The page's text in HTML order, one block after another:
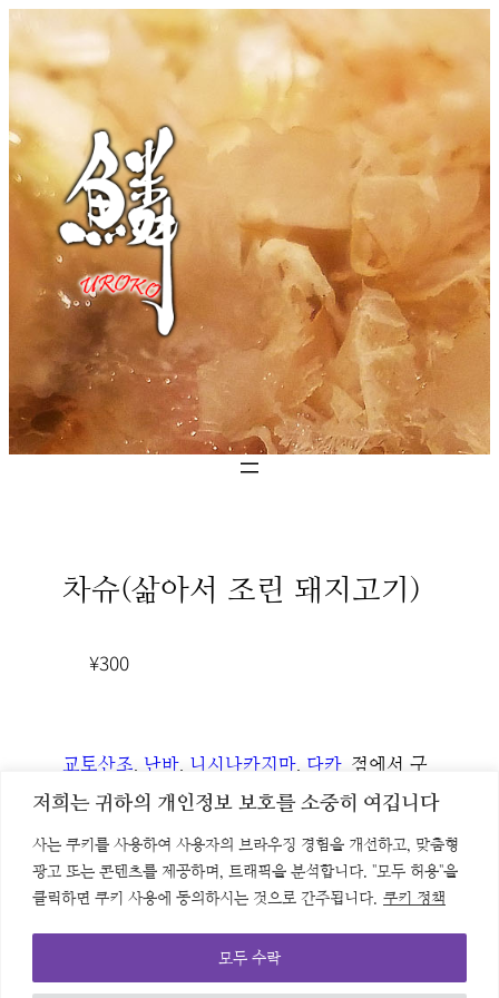
저희는 귀하의 개인정보 보호를 소중히 여깁니다
사는 쿠키를 사용하여 사용자의 브라우징 경험을 개선하고, 맞춤형
광고 또는 콘텐츠를 제공하며, 트래픽을 분석합니다. "모두 허용"을
클릭하면 쿠키 사용에 동의하시는 것으로 간주됩니다. 쿠키 정책
모두 수락
콘
텐
츠
로
바
로
가
차슈(삶아서 조린 돼지고기)
¥300
교토산조, 난바, 니시나카지마, 다카
쓰키, 에사카, 이바라키
점에서 구
매 가능
라멘우로코지점 정보메뉴개인정보보호정책
日本語 English简体字 繁體中文
Ramen UROKO© 2026 ASTYLE